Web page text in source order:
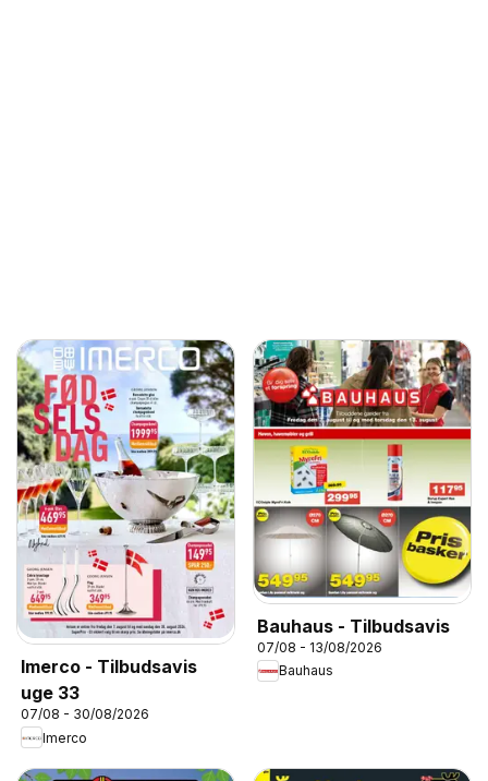
Imerco - Tilbudsavis
uge 33
07/08 - 30/08/2026
Imerco
Bauhaus - Tilbudsavis
07/08 - 13/08/2026
Bauhaus